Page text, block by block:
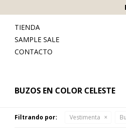
TIENDA
SAMPLE SALE
CONTACTO
BUZOS EN COLOR CELESTE
Filtrando por: Vestimenta